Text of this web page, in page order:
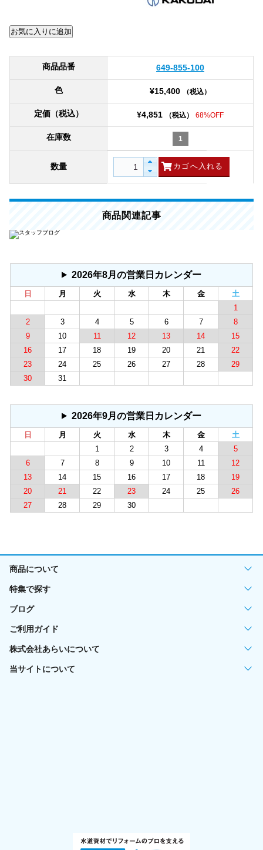
商品品番 649-855-100
色 ¥15,400 （税込）
定価（税込） ¥4,851 （税込） 68%OFF
在庫数 1
数量
商品関連記事
2026年8月の営業日カレンダー
日 月 火 水 木 金
土
1
2
3 4 5 6 7
8
9
10 11 12 13 14
15
16
17 18 19 20 21
22
23
24 25 26 27 28
29
30
31
2026年9月の営業日カレンダー
日 月 火 水 木 金
土
1
2 3 4
5
6
7 8 9 10 11
12
13
14 15 16 17 18
19
20
21 22 23 24 25
26
27
28 29 30
商品について
特集で探す
ブログ
ご利用ガイド
株式会社あらいについて
当サイトについて